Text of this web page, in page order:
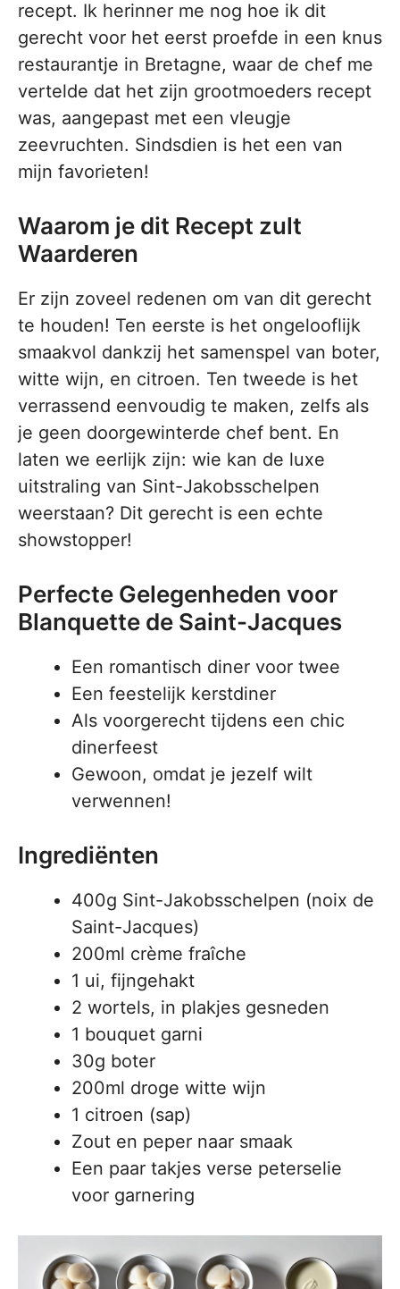
recept. Ik herinner me nog hoe ik dit
gerecht voor het eerst proefde in een knus
restaurantje in Bretagne, waar de chef me
vertelde dat het zijn grootmoeders recept
was, aangepast met een vleugje
zeevruchten. Sindsdien is het een van
mijn favorieten!
Waarom je dit Recept zult
Waarderen
Er zijn zoveel redenen om van dit gerecht
te houden! Ten eerste is het ongelooflijk
smaakvol dankzij het samenspel van boter,
witte wijn, en citroen. Ten tweede is het
verrassend eenvoudig te maken, zelfs als
je geen doorgewinterde chef bent. En
laten we eerlijk zijn: wie kan de luxe
uitstraling van Sint-Jakobsschelpen
weerstaan? Dit gerecht is een echte
showstopper!
Perfecte Gelegenheden voor
Blanquette de Saint-Jacques
Een romantisch diner voor twee
Een feestelijk kerstdiner
Als voorgerecht tijdens een chic
dinerfeest
Gewoon, omdat je jezelf wilt
verwennen!
Ingrediënten
400g Sint-Jakobsschelpen (noix de
Saint-Jacques)
200ml crème fraîche
1 ui, fijngehakt
2 wortels, in plakjes gesneden
1 bouquet garni
30g boter
200ml droge witte wijn
1 citroen (sap)
Zout en peper naar smaak
Een paar takjes verse peterselie
voor garnering